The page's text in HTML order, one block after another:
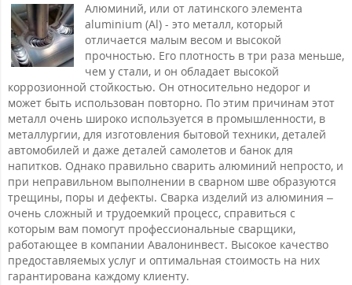
Алюминий, или от латинского элемента
aluminium (Al) - это металл, который
отличается малым весом и высокой
прочностью. Его плотность в три раза меньше,
чем у стали, и он обладает высокой
коррозионной стойкостью. Он относительно недорог и
может быть использован повторно. По этим причинам этот
металл очень широко используется в промышленности, в
металлургии, для изготовления бытовой техники, деталей
автомобилей и даже деталей самолетов и банок для
напитков. Однако правильно сварить алюминий непросто, и
при неправильном выполнении в сварном шве образуются
трещины, поры и дефекты. Сварка изделий из алюминия –
очень сложный и трудоемкий процесс, справиться с
которым вам помогут профессиональные сварщики,
работающее в компании Авалонинвест. Высокое качество
предоставляемых услуг и оптимальная стоимость на них
гарантирована каждому клиенту.